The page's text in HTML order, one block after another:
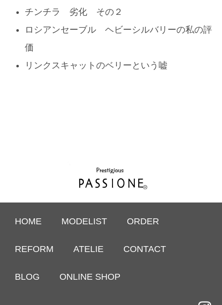
チンチラ 劣化 その２
ロシアンセーブル ヘビーシルバリーの私の評
価
リンクスキャットのベリーという嘘
HOME MODELIST ORDER
REFORM ATELIE CONTACT
BLOG ONLINE SHOP